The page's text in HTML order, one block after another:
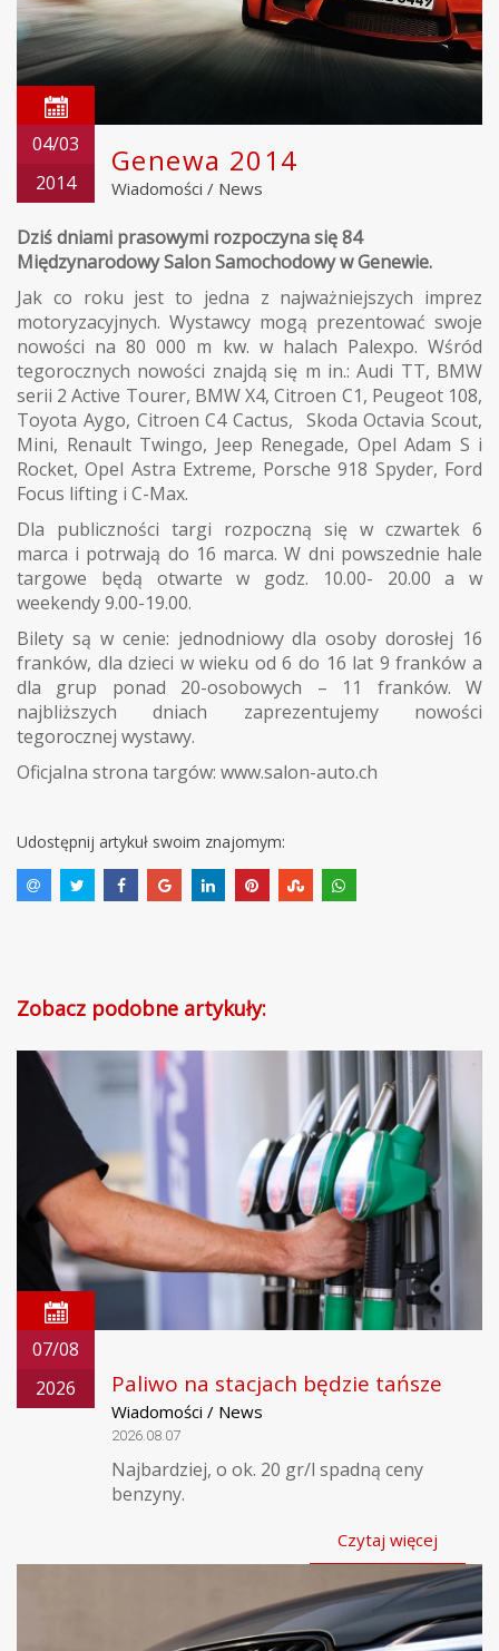
04/03
2014
Genewa 2014
Wiadomości / News
Dziś dniami prasowymi rozpoczyna się 84
Międzynarodowy Salon Samochodowy w Genewie.
Jak co roku jest to jedna z najważniejszych imprez
motoryzacyjnych. Wystawcy mogą prezentować swoje
nowości na 80 000 m kw. w halach Palexpo. Wśród
tegorocznych nowości znajdą się m in.: Audi TT, BMW
serii 2 Active Tourer, BMW X4, Citroen C1, Peugeot 108,
Toyota Aygo, Citroen C4 Cactus, Skoda Octavia Scout,
Mini, Renault Twingo, Jeep Renegade, Opel Adam S i
Rocket, Opel Astra Extreme, Porsche 918 Spyder, Ford
Focus lifting i C-Max.
Dla publiczności targi rozpoczną się w czwartek 6
marca i potrwają do 16 marca. W dni powszednie hale
targowe będą otwarte w godz. 10.00- 20.00 a w
weekendy 9.00-19.00.
Bilety są w cenie: jednodniowy dla osoby dorosłej 16
franków, dla dzieci w wieku od 6 do 16 lat 9 franków a
dla grup ponad 20-osobowych – 11 franków. W
najbliższych dniach zaprezentujemy nowości
tegorocznej wystawy.
Oficjalna strona targów: www.salon-auto.ch
Udostępnij artykuł swoim znajomym:
Zobacz podobne artykuły:
07/08
2026
Paliwo na stacjach będzie tańsze
Wiadomości / News
2026.08.07
Najbardziej, o ok. 20 gr/l spadną ceny
benzyny.
Czytaj więcej